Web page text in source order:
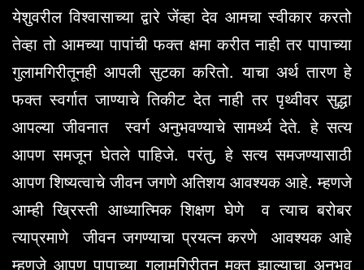
येशुवरील विश्वासाच्या द्वारे जेंव्हा देव आमचा स्वीकार करतो
तेव्हा तो आमच्या पापांची फक्त क्षमा करीत नाही तर पापाच्या
गुलामगिरीतूनही आपली सुटका करितो. याचा अर्थ तारण हे
फक्त स्वर्गात जाण्याचे तिकीट देत नाही तर पृथ्वीवर सुद्धा
आपल्या जीवनात स्वर्ग अनुभवण्याचे सामर्थ्य देते. हे सत्य
आपण समजून घेतले पाहिजे. परंतु, हे सत्य समजण्यासाठी
आपण शिष्यत्वाचे जीवन जगणे अतिशय आवश्यक आहे. म्हणजे
आम्ही ख्रिस्ती आध्यात्मिक शिक्षण घेणे व त्याच बरोबर
त्याप्रमाणे जीवन जगण्याचा प्रयत्न करणे आवश्यक आहे
म्हणजे आपण पापाच्या गुलामगिरीतून मुक्त झाल्याचा अनुभव